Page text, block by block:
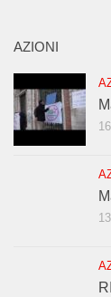
AZIONI